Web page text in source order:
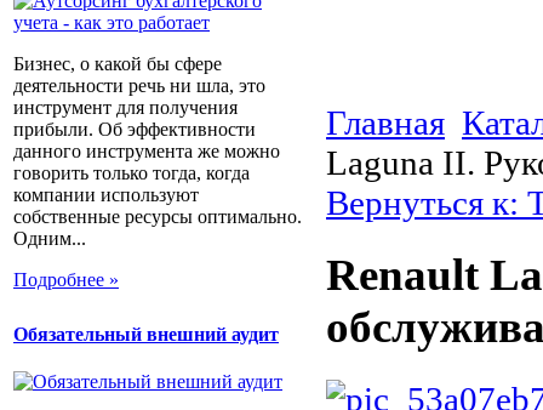
Бизнес, о какой бы сфере
деятельности речь ни шла, это
инструмент для получения
прибыли. Об эффективности
данного инструмента же можно
говорить только тогда, когда
компании используют
собственные ресурсы оптимально.
Одним...
Подробнее »
Обязательный внешний аудит
Главная
Laguna II.
Вернуться к:
Renault